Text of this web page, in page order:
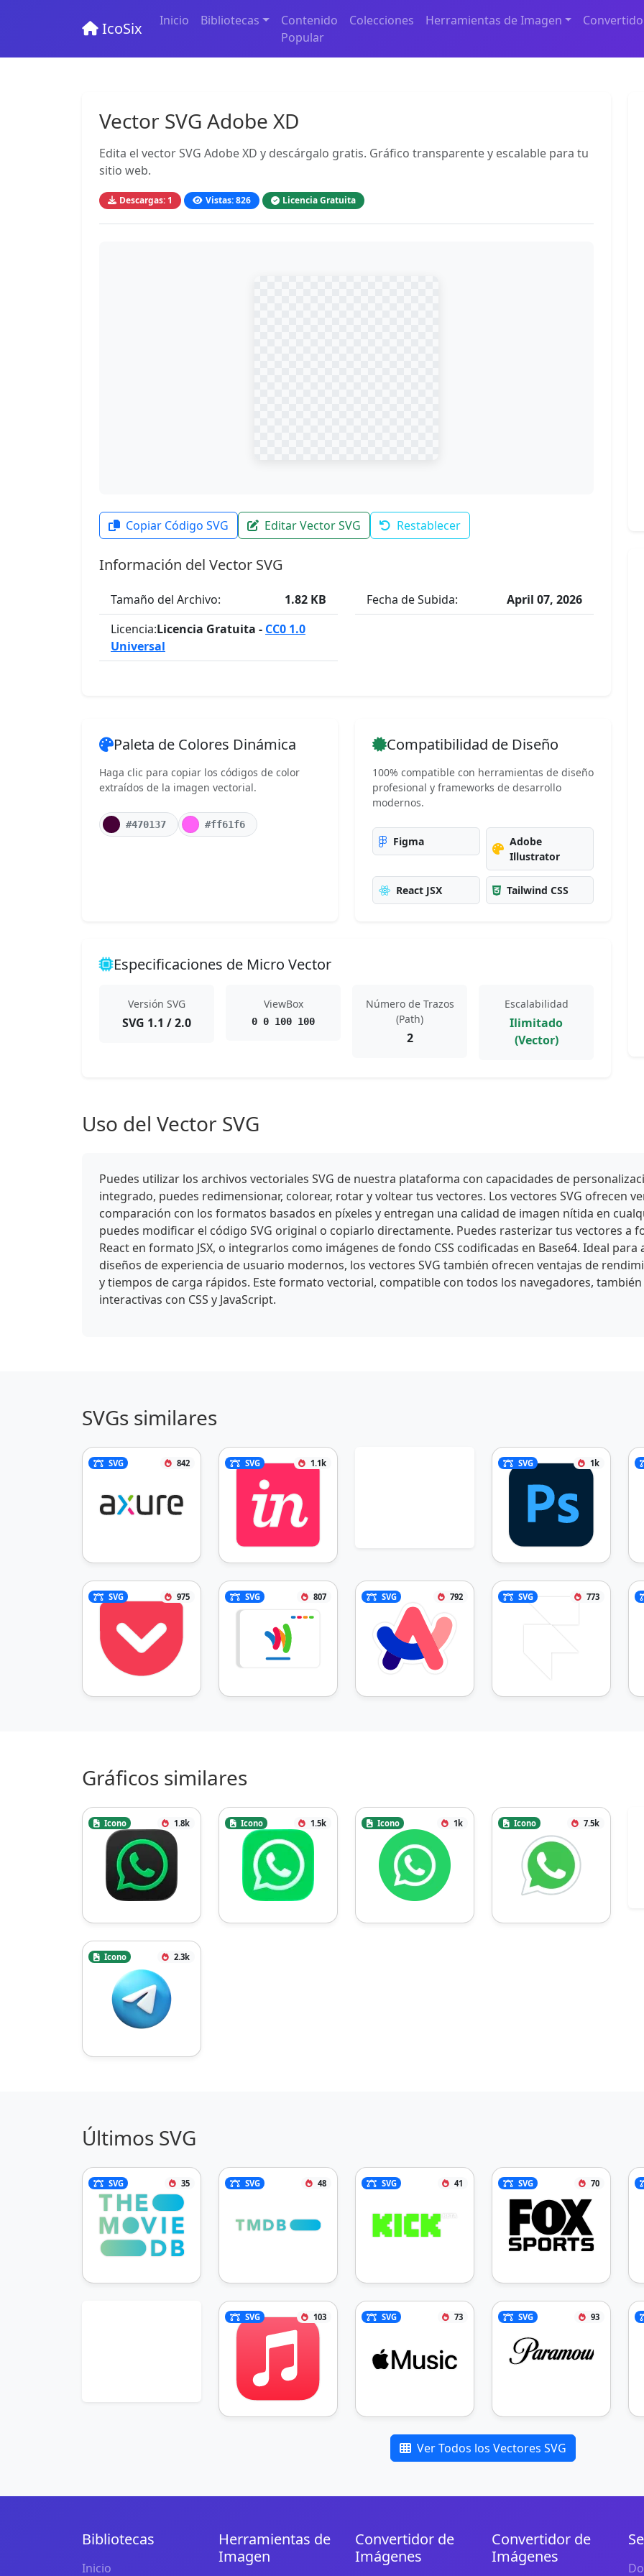
IcoSix Inicio Bibliotecas
Contenido
Popular
Colecciones Herramientas de Imagen
Vector SVG Adobe XD
Edita el vector SVG Adobe XD y descárgalo gratis. Gráfico transparente y escalable para tu
sitio web.
Descargas: 1 Vistas: 826 Licencia Gratuita
Copiar Código SVG Editar Vector SVG Restablecer
Información del Vector SVG
Tamaño del Archivo:
1.82 KB
Licencia:Licencia Gratuita - CC0 1.0
Universal
Fecha de Subida: April 07, 2026
Paleta de Colores Dinámica
Haga clic para copiar los códigos de color
extraídos de la imagen vectorial.
#470137 #ff61f6
Compatibilidad de Diseño
100% compatible con herramientas de diseño
profesional y frameworks de desarrollo
modernos.
Figma
Adobe
Illustrator
React JSX Tailwind CSS
Especificaciones de Micro Vector
Versión SVG
SVG 1.1 / 2.0
ViewBox
0 0 100 100
Número de Trazos
(Path)
2
Escalabilidad
Ilimitado
(Vector)
Uso del Vector SVG
Puedes utilizar los archivos vectoriales SVG de nuestra plataforma con capacidades de
integrado, puedes redimensionar, colorear, rotar y voltear tus vectores. Los vectores SVG ofrecen
comparación con los formatos basados en píxeles y entregan una calidad de imagen nítida en
puedes modificar el código SVG original o copiarlo directamente. Puedes rasterizar tus vectores a
React en formato JSX, o integrarlos como imágenes de fondo CSS codificadas en Base64. Ideal
diseños de experiencia de usuario modernos, los vectores SVG también ofrecen ventajas de
y tiempos de carga rápidos. Este formato vectorial, compatible con todos los navegadores,
interactivas con CSS y JavaScript.
SVGs similares
SVG 842 SVG 1.1k SVG 1k
SVG 975 SVG 807 SVG 792 SVG 773
Gráficos similares
Icono 1.8k Icono 1.5k Icono 1k Icono 7.5k
Icono 2.3k
Últimos SVG
SVG 35 SVG 48 SVG 41 SVG 70
SVG 103 SVG 73 SVG 93
Ver Todos los Vectores SVG
Bibliotecas
Inicio
Herramientas de
Imagen
Convertidor de
Imágenes
Convertidor de
Imágenes